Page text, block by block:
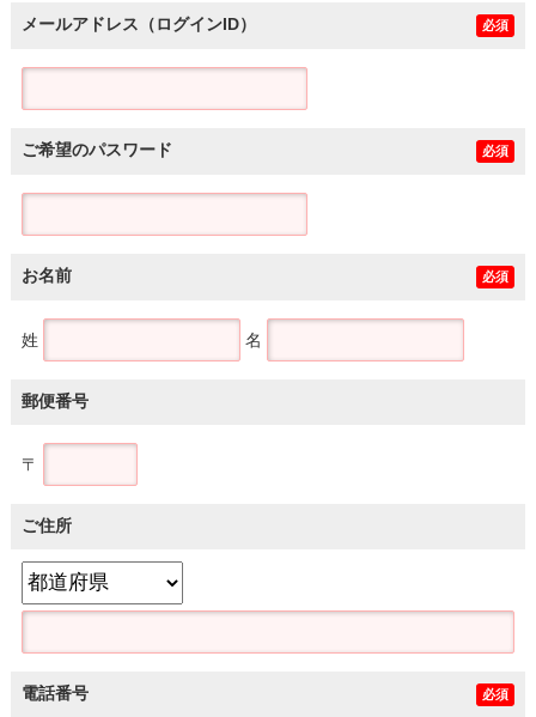
メールアドレス（ログインID） 必須
ご希望のパスワード 必須
お名前 必須
姓 名
郵便番号
〒
ご住所
電話番号 必須